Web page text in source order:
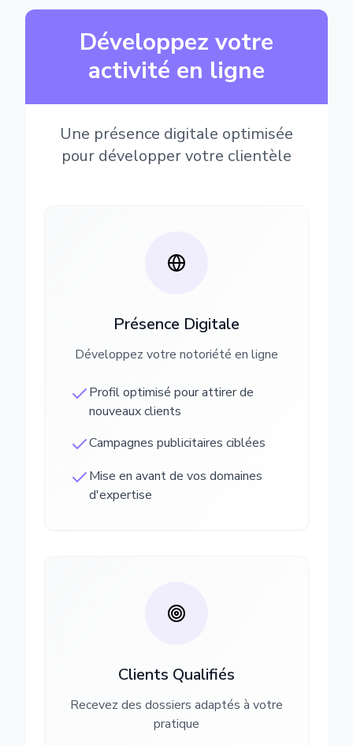
Développez votre
activité en ligne
Une présence digitale optimisée
pour développer votre clientèle
Présence Digitale
Développez votre notoriété en ligne
Profil optimisé pour attirer de
nouveaux clients
Campagnes publicitaires ciblées
Mise en avant de vos domaines
d'expertise
Clients Qualifiés
Recevez des dossiers adaptés à votre
pratique